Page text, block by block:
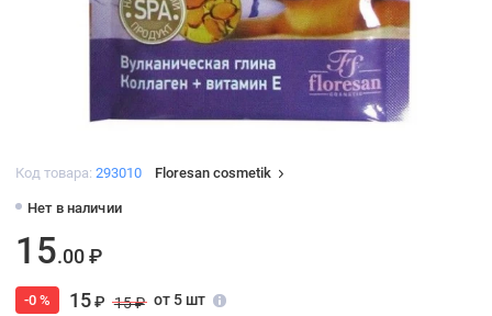
Код товара: 293010 Floresan cosmetik
Нет в наличии
15.00 ₽
-0 % 15₽ 15 ₽ от 5 шт